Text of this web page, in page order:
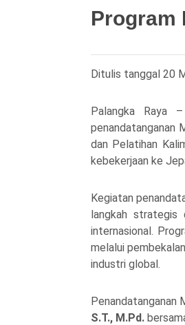
Program
Ditulis tanggal 20
Palangka Raya –
penandatanganan
dan Pelatihan
kebekerjaan ke
Kegiatan
langkah strategis
internasional.
melalui
industri global.
Penandatanganan
S.T., M.Pd.